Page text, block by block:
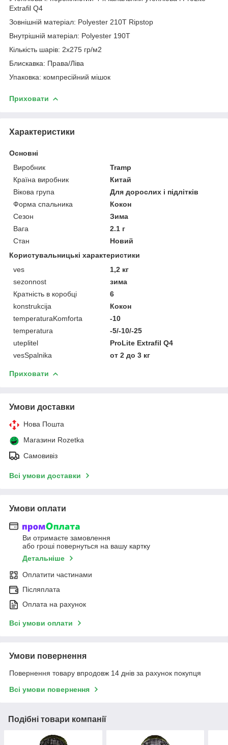
Extrafil Q4
Зовнішній матеріал: Polyester 210T Ripstop
Внутрішній матеріал: Polyester 190T
Кількість шарів: 2х275 гр/м2
Блискавка: Права/Ліва
Упаковка: компресійний мішок
Приховати
Характеристики
Основні
Виробник
Tramp
Країна виробник
Китай
Вікова група
Для дорослих і підлітків
Форма спальника
Кокон
Сезон
Зима
Вага
2.1 г
Стан
Новий
Користувальницькі характеристики
ves
1,2 кг
sezonnost
зима
Кратність в коробці
6
konstrukcija
Кокон
temperaturaKomforta
-10
temperatura
-5/-10/-25
uteplitel
ProLite Extrafil Q4
vesSpalnika
от 2 до 3 кг
Приховати
Умови доставки
Нова Пошта
Магазини Rozetka
Самовивіз
Всі умови доставки
Умови оплати
Ви отримаєте замовлення
або гроші повернуться на вашу картку
Детальніше
Оплатити частинами
Післяплата
Оплата на рахунок
Всі умови оплати
Умови повернення
Повернення товару впродовж 14 днів за рахунок покупця
Всі умови повернення
Подібні товари компанії